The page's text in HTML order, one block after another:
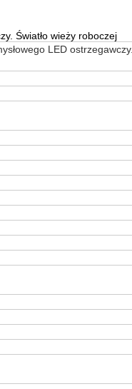
Światło wieży roboczej
LED ostrzegawczy.